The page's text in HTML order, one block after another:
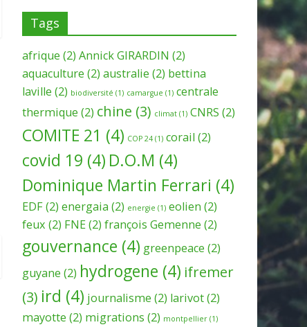
Tags
afrique (2) Annick GIRARDIN (2)
aquaculture (2) australie (2) bettina
laville (2) biodiversité (1) camargue (1) centrale
thermique (2) chine (3) climat (1) CNRS (2)
COMITE 21 (4) COP 24 (1) corail (2)
covid 19 (4) D.O.M (4)
Dominique Martin Ferrari (4)
EDF(2) energaia (2) energie (1) eolien (2)
feux (2) FNE(2) françois Gemenne (2)
gouvernance (4) greenpeace (2)
guyane (2) hydrogene (4) ifremer
(3) ird (4) journalisme (2) larivot(2)
mayotte (2) migrations (2) montpellier (1)